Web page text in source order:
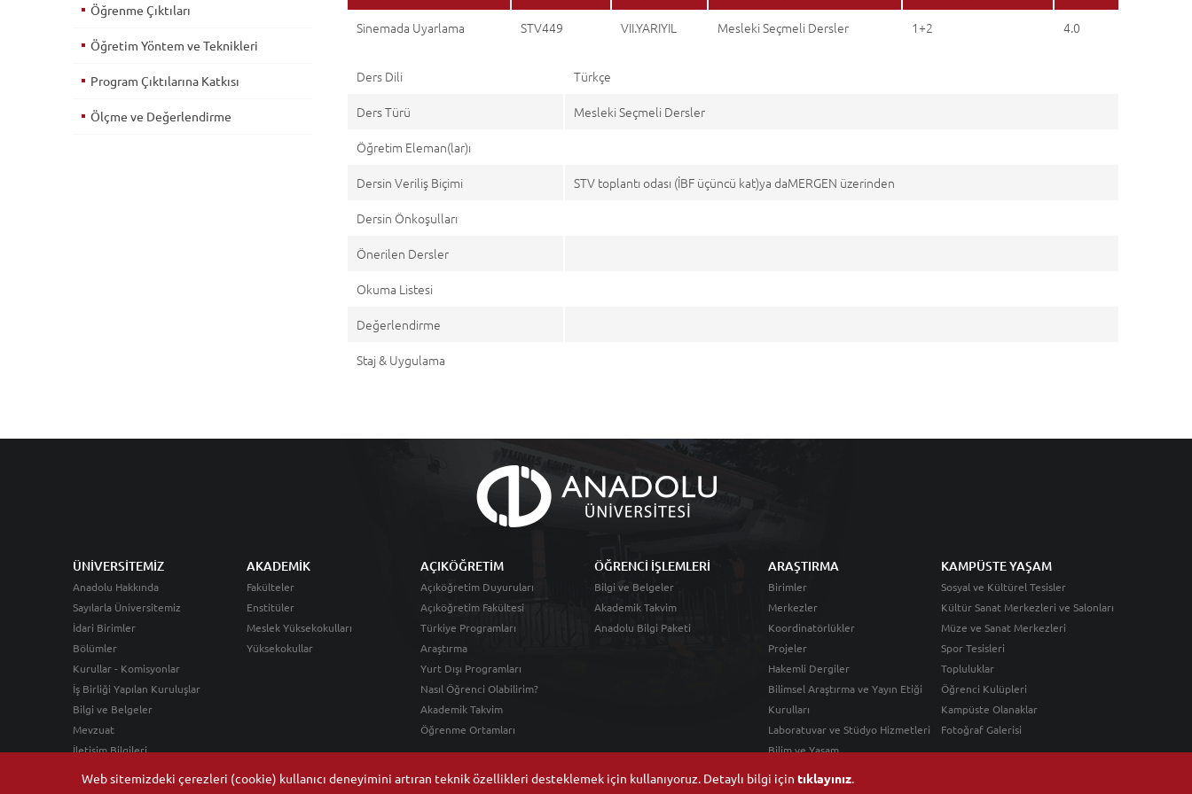
Sinemada Uyarlama STV449 VII.YARIYIL Mesleki Seçmeli Dersler 1+2 4.0
Ders Dili
Türkçe
Ders Türü
Mesleki Seçmeli Dersler
Öğretim Eleman(lar)ı
Dersin Veriliş Biçimi
STV toplantı odası (İBF üçüncü kat)ya daMERGEN üzerinden
Dersin Önkoşulları
Önerilen Dersler
Okuma Listesi
Değerlendirme
Staj & Uygulama
Öğrenme Çıktıları
Öğretim Yöntem ve Teknikleri
Program Çıktılarına Katkısı
Ölçme ve Değerlendirme
Web sitemizdeki çerezleri (cookie) kullanıcı deneyimini artıran teknik özellikleri desteklemek için kullanıyoruz. Detaylı bilgi için tıklayınız.
ÜNİVERSİTEMİZ
Anadolu Hakkında
Sayılarla Üniversitemiz
İdari Birimler
Bölümler
Kurullar - Komisyonlar
İş Birliği Yapılan Kuruluşlar
Bilgi ve Belgeler
Mevzuat
İletişim Bilgileri
AKADEMİK
Fakülteler
Enstitüler
Meslek Yüksekokulları
Yüksekokullar
AÇIKÖĞRETİM
Açıköğretim Duyuruları
Açıköğretim Fakültesi
Türkiye Programları
Araştırma
Yurt Dışı Programları
Nasıl Öğrenci Olabilirim?
Akademik Takvim
Öğrenme Ortamları
ÖĞRENCİ İŞLEMLERİ
Bilgi ve Belgeler
Akademik Takvim
Anadolu Bilgi Paketi
ARAŞTIRMA
Birimler
Merkezler
Koordinatörlükler
Projeler
Hakemli Dergiler
Bilimsel Araştırma ve Yayın Etiği
Kurulları
Laboratuvar ve Stüdyo Hizmetleri
Bilim ve Yaşam
KAMPÜSTE YAŞAM
Sosyal ve Kültürel Tesisler
Kültür Sanat Merkezleri ve Salonları
Müze ve Sanat Merkezleri
Spor Tesisleri
Topluluklar
Öğrenci Kulüpleri
Kampüste Olanaklar
Fotoğraf Galerisi